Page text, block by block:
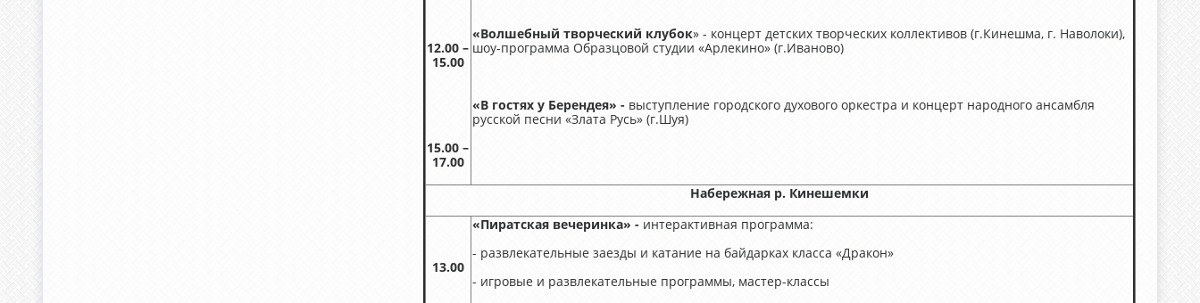
12.00 –
15.00
15.00 –
17.00
«Волшебный творческий клубок» - концерт детских творческих коллективов (г.Кинешма, г. Наволоки),
шоу-программа Образцовой студии «Арлекино» (г.Иваново)
«В гостях у Берендея» - выступление городского духового оркестра и концерт народного ансамбля
русской песни «Злата Русь» (г.Шуя)
Набережная р. Кинешемки
13.00
«Пиратская вечеринка» - интерактивная программа:
- развлекательные заезды и катание на байдарках класса «Дракон»
- игровые и развлекательные программы, мастер-классы